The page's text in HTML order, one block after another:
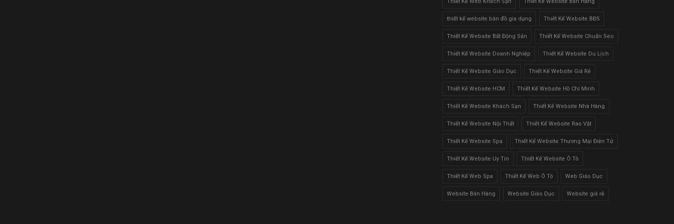
thiết kế website bán đồ gia dụng Thiết Kế Website BĐS
Thiết Kế Website Bất Động Sản Thiết Kế Website Chuẩn Seo
Thiết Kế Website Doanh Nghiệp Thiết Kế Website Du Lịch
Thiết Kế Website Giáo Dục Thiết Kế Website Giá Rẻ
Thiết Kế Website HCM Thiết Kế Website Hồ Chí Minh
Thiết Kế Website Khách Sạn Thiết Kế Website Nhà Hàng
Thiết Kế Website Nội Thất Thiết Kế Website Rao Vặt
Thiết Kế Website Spa Thiết Kế Website Thương Mại Điện Tử
Thiết Kế Website Uy Tín Thiết Kế Website Ô Tô
Thiết Kế Web Spa Thiết Kế Web Ô Tô Web Giáo Dục
Website Bán Hàng Website Giáo Dục Website giá rẻ